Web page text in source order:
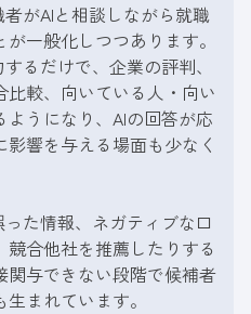
がAIと相談しながら就職
一般化しつつあります。
るだけで、企業の評判、
較、向いている人・向い
うになり、AIの回答が応
響を与える場面も少なく
た情報、ネガティブな口
合他社を推薦したりする
関与できない段階で候補者
まれています。